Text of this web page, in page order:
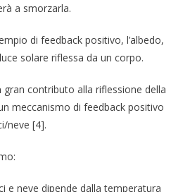
a smorzarla.
di feedback positivo, l’albedo,
solare riflessa da un corpo.
gran contributo alla riflessione della
meccanismo di feedback positivo
neve [4].
e neve dipende dalla temperatura